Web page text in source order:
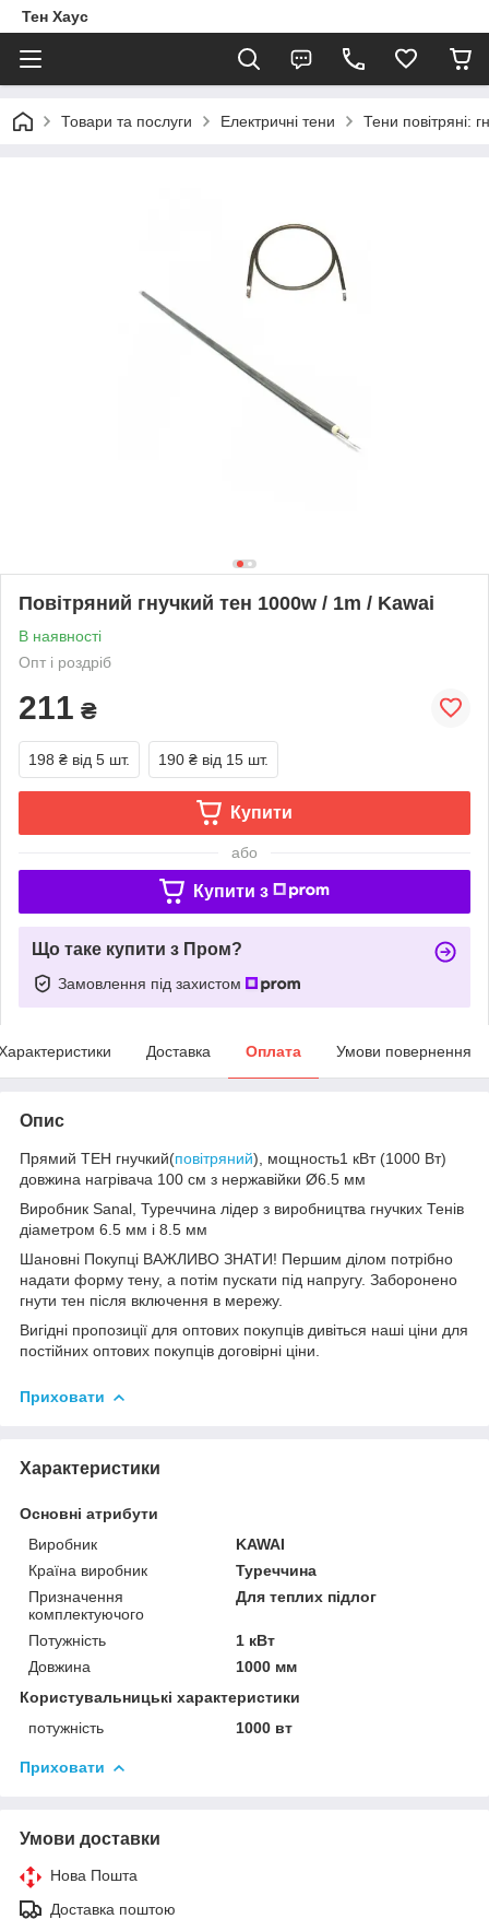
Тен Хаус
Товари та послуги Електричні тени Тени повітряні:
Повітряний гнучкий тен 1000w / 1m / Kawai
В наявності
Опт і роздріб
211 ₴
198 ₴ від 5 шт. 190 ₴ від 15 шт.
Купити
або
Купити з
Що таке купити з Пром?
Замовлення під захистом
Доставка Оплата Умови повернення
Опис
Прямий ТЕН гнучкий(повітряний), мощность1 кВт (1000 Вт)
довжина нагрівача 100 см з нержавійки Ø6.5 мм
Виробник Sanal, Туреччина лідер з виробництва гнучких Тенів
діаметром 6.5 мм і 8.5 мм
Шановні Покупці ВАЖЛИВО ЗНАТИ! Першим ділом потрібно
надати форму тену, а потім пускати під напругу. Заборонено
гнути тен після включення в мережу.
Вигідні пропозиції для оптових покупців дивіться наші ціни для
постійних оптових покупців договірні ціни.
Приховати
Характеристики
Основні атрибути
Виробник
KAWAI
Країна виробник
Туреччина
Призначення
комплектуючого
Для теплих підлог
Потужність
1 кВт
Довжина
1000 мм
Користувальницькі характеристики
потужність
1000 вт
Приховати
Умови доставки
Нова Пошта
Доставка поштою